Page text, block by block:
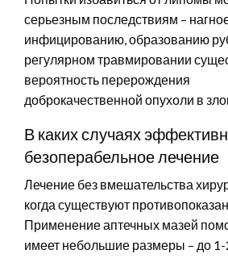
серьезным последствиям –
инфицированию, образованию
регулярном травмировании
вероятность перерождения
доброкачественной опухоли в
В каких случаях
безоперабельное лечение
Лечение без вмешательства
когда существуют
Применение аптечных мазей
имеет небольшие размеры – до 1-